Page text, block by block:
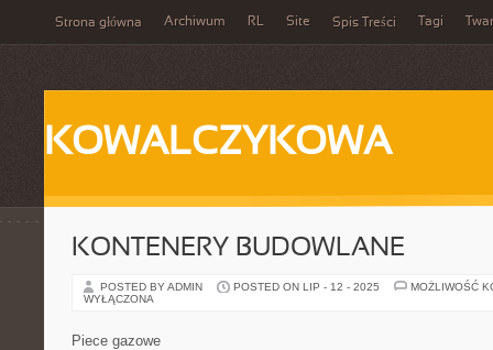
Strona główna Archiwum RL Site Spis Treści Tagi
KOWALCZYKOWA
KONTENERY BUDOWLANE
POSTED BY ADMIN POSTED ON LIP - 12 - 2025
MOŻLIWOŚĆ
WYŁĄCZONA
Piece gazowe